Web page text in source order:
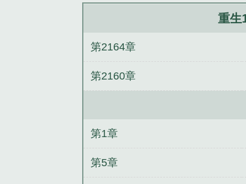
重生
重生
第2164章
第2160章
第1章
第5章